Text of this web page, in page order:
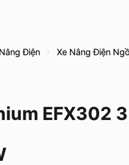
Điện
Xe Nâng Điện
EFX302